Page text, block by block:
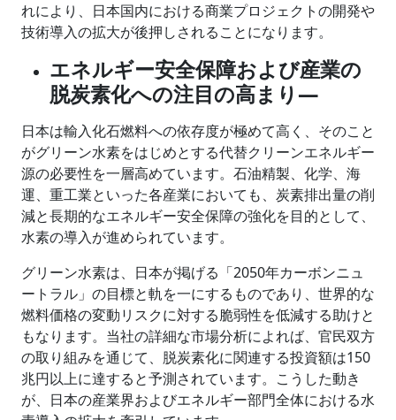
れにより、日本国内における商業プロジェクトの開発や
技術導入の拡大が後押しされることになります。
エネルギー安全保障および産業の
脱炭素化への注目の高まり―
日本は輸入化石燃料への依存度が極めて高く、そのこと
がグリーン水素をはじめとする代替クリーンエネルギー
源の必要性を一層高めています。石油精製、化学、海
運、重工業といった各産業においても、炭素排出量の削
減と長期的なエネルギー安全保障の強化を目的として、
水素の導入が進められています。
グリーン水素は、日本が掲げる「2050年カーボンニュ
ートラル」の目標と軌を一にするものであり、世界的な
燃料価格の変動リスクに対する脆弱性を低減する助けと
もなります。当社の詳細な市場分析によれば、官民双方
の取り組みを通じて、脱炭素化に関連する投資額は150
兆円以上に達すると予測されています。こうした動き
が、日本の産業界およびエネルギー部門全体における水